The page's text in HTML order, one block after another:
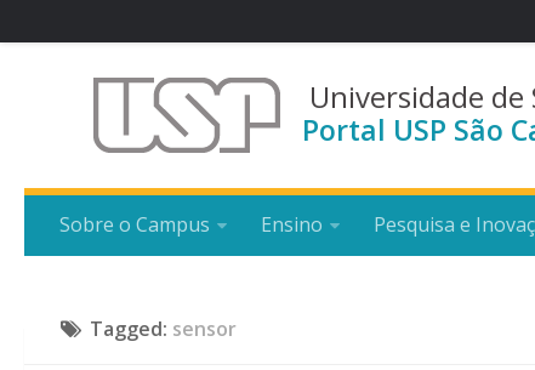
Universidade de
Portal USP São
Sobre o Campus Ensino Pesquisa e
Tagged: sensor